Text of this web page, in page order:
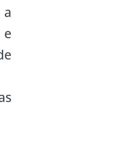
a